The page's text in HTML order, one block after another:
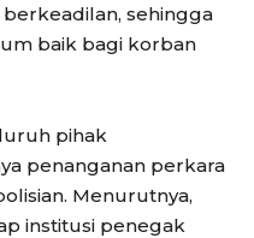
sehingga
baik bagi korban
pihak
penanganan perkara
Menurutnya,
institusi penegak